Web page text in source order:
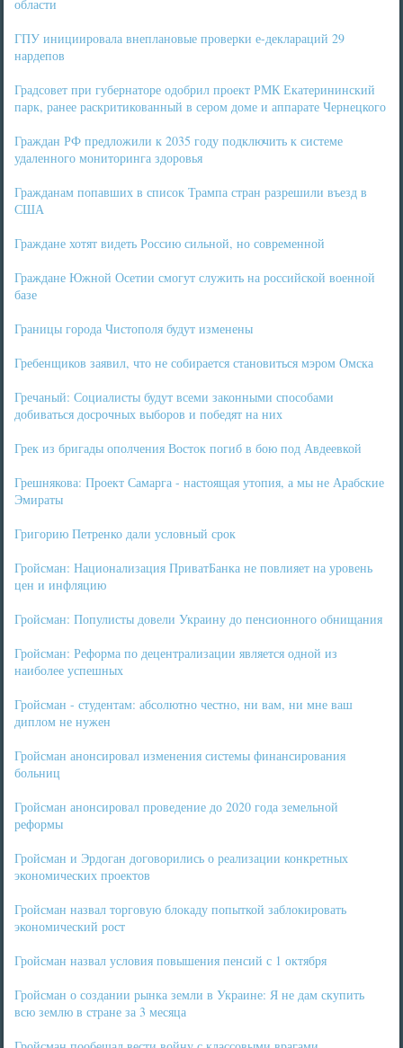
области
ГПУ инициировала внеплановые проверки е-деклараций 29
нардепов
Градсовет при губернаторе одобрил проект РМК Екатерининский
парк, ранее раскритикованный в сером доме и аппарате Чернецкого
Граждан РФ предложили к 2035 году подключить к системе
удаленного мониторинга здоровья
Гражданам попавших в список Трампа стран разрешили въезд в
США
Граждане хотят видеть Россию сильной, но современной
Граждане Южной Осетии смогут служить на российской военной
базе
Границы города Чистополя будут изменены
Гребенщиков заявил, что не собирается становиться мэром Омска
Гречаный: Социалисты будут всеми законными способами
добиваться досрочных выборов и победят на них
Грек из бригады ополчения Восток погиб в бою под Авдеевкой
Грешнякова: Проект Самарга - настоящая утопия, а мы не Арабские
Эмираты
Григорию Петренко дали условный срок
Гройсман: Национализация ПриватБанка не повлияет на уровень
цен и инфляцию
Гройсман: Популисты довели Украину до пенсионного обнищания
Гройсман: Реформа по децентрализации является одной из
наиболее успешных
Гройсман - студентам: абсолютно честно, ни вам, ни мне ваш
диплом не нужен
Гройсман анонсировал изменения системы финансирования
больниц
Гройсман анонсировал проведение до 2020 года земельной
реформы
Гройсман и Эрдоган договорились о реализации конкретных
экономических проектов
Гройсман назвал торговую блокаду попыткой заблокировать
экономический рост
Гройсман назвал условия повышения пенсий с 1 октября
Гройсман о создании рынка земли в Украине: Я не дам скупить
всю землю в стране за 3 месяца